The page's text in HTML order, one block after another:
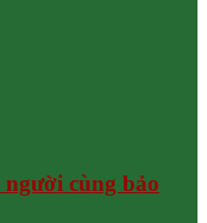
cùng bảo